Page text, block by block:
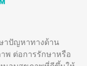
าปัญหาทางด้าน
ต่อการรักษาหรือ